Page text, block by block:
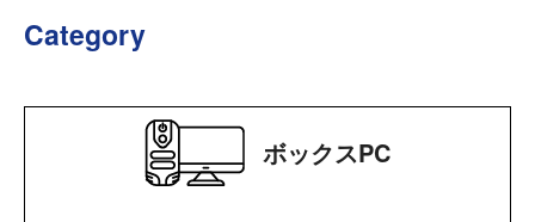
Category
ボックスPC